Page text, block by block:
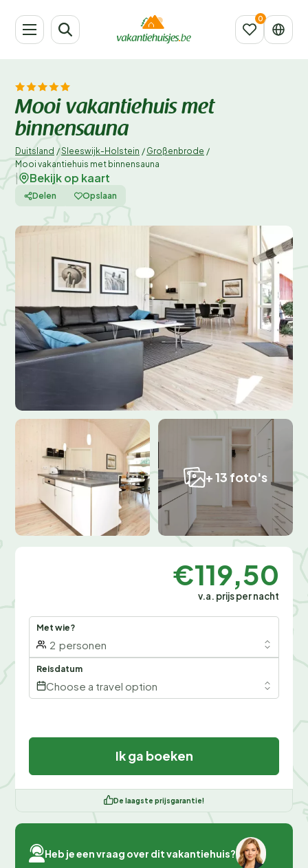
Mooi vakantiehuis met
binnensauna
Duitsland /Sleeswijk-Holstein / Großenbrode /
Mooi vakantiehuis met binnensauna
Bekijk op kaart
Delen Opslaan
+ 13 foto's
€119,50
v.a. prijs per nacht
Met wie?
2 personen
Reisdatum
Choose a travel option
Ik ga boeken
De laagste prijsgarantie!
Heb je een vraag over dit vakantiehuis?